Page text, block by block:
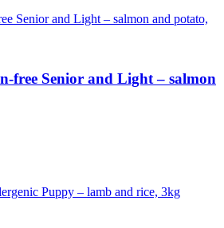
free Senior and Light – salmon